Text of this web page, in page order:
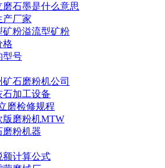
石墨是什么意思
产厂家
粉溢流型矿粉
格
型号
石磨粉机公司
加工设备
磨检修规程
版磨粉机MTW
磨粉机器
额计算公式